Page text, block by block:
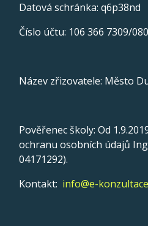
Datová schránka: q6p38nd
Číslo účtu: 106 366 7309/
Název zřizovatele: Město
Pověřenec školy: Od
ochranu osobních údajů
04171292).
Kontakt: info@e-